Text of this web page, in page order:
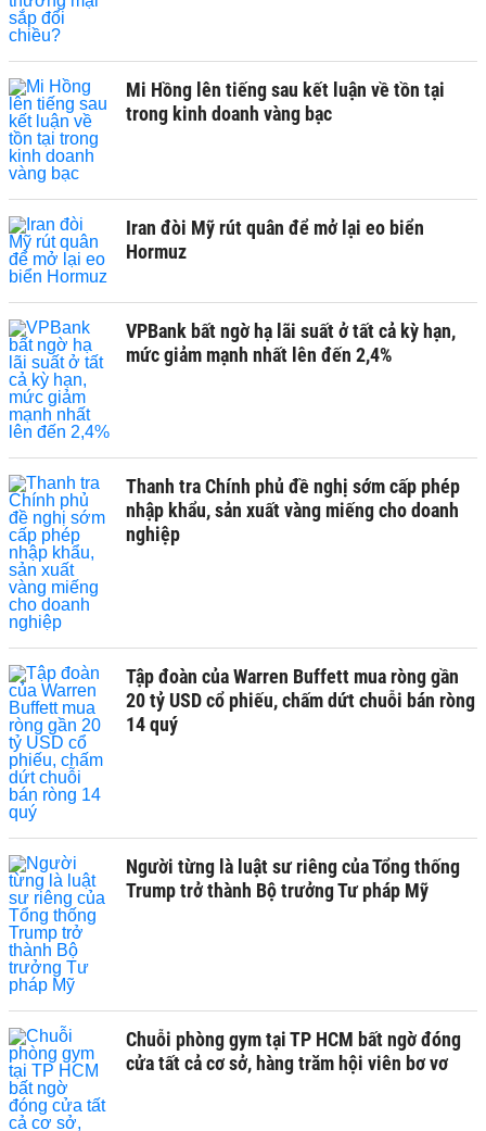
Mi Hồng lên tiếng sau kết luận về tồn tại
trong kinh doanh vàng bạc
Iran đòi Mỹ rút quân để mở lại eo biển
Hormuz
VPBank bất ngờ hạ lãi suất ở tất cả kỳ hạn,
mức giảm mạnh nhất lên đến 2,4%
Thanh tra Chính phủ đề nghị sớm cấp phép
nhập khẩu, sản xuất vàng miếng cho doanh
nghiệp
Tập đoàn của Warren Buffett mua ròng gần
20 tỷ USD cổ phiếu, chấm dứt chuỗi bán ròng
14 quý
Người từng là luật sư riêng của Tổng thống
Trump trở thành Bộ trưởng Tư pháp Mỹ
Chuỗi phòng gym tại TP HCM bất ngờ đóng
cửa tất cả cơ sở, hàng trăm hội viên bơ vơ